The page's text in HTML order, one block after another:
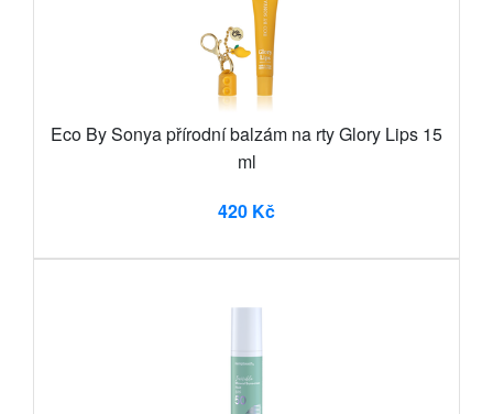
Eco By Sonya přírodní balzám na rty Glory Lips 15
ml
420 Kč